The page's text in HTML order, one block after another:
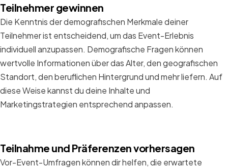
Teilnehmer gewinnen
Die Kenntnis der demografischen Merkmale deiner
Teilnehmer ist entscheidend, um das Event-Erlebnis
individuell anzupassen. Demografische Fragen können
wertvolle Informationen über das Alter, den geografischen
Standort, den beruflichen Hintergrund und mehr liefern. Auf
diese Weise kannst du deine Inhalte und
Marketingstrategien entsprechend anpassen.
Teilnahme und Präferenzen vorhersagen
Vor-Event-Umfragen können dir helfen, die erwartete